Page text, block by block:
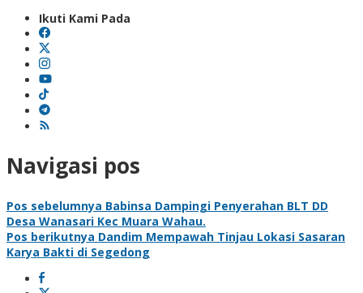
Ikuti Kami Pada
Navigasi pos
Pos sebelumnya Babinsa Dampingi Penyerahan BLT DD
Desa Wanasari Kec Muara Wahau.
Pos berikutnya Dandim Mempawah Tinjau Lokasi Sasaran
Karya Bakti di Segedong